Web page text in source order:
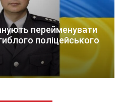
перейменувати
поліцейського